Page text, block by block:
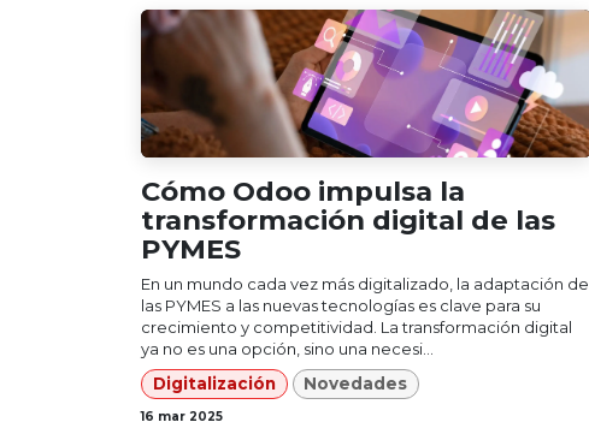
Cómo Odoo impulsa la
transformación digital de las
PYMES
En un mundo cada vez más digitalizado, la adaptación de
las PYMES a las nuevas tecnologías es clave para su
crecimiento y competitividad. La transformación digital
ya no es una opción, sino una necesi...
Digitalización
Novedades
16 mar 2025